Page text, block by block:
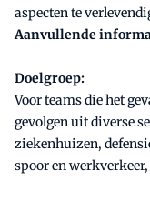
aspecten te
Aanvullende i
Doelgroep:
Voor teams die het
gevolgen uit diverse
ziekenhuizen,
spoor en